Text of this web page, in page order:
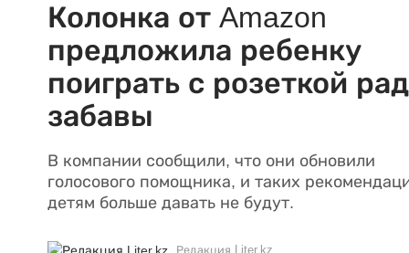
Колонка от Amazon
предложила ребенку
поиграть с розеткой
забавы
В компании сообщили, что они обновили
голосового помощника, и таких
детям больше давать не будут.
Редакция Liter.kz